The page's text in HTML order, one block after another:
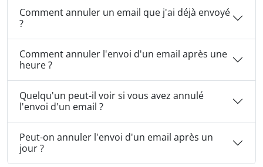
Comment annuler un email que j'ai déjà envoyé
?
Comment annuler l'envoi d'un email après une
heure ?
Quelqu'un peut-il voir si vous avez annulé
l'envoi d'un email ?
Peut-on annuler l'envoi d'un email après un
jour ?